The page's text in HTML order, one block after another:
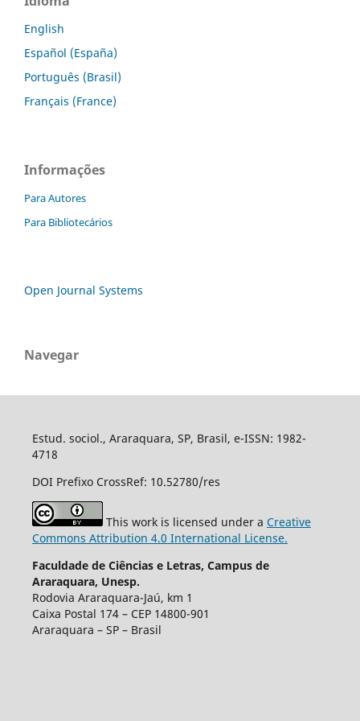
English
Español (España)
Português (Brasil)
Français (France)
Informações
Para Autores
Para Bibliotecários
Open Journal Systems
Navegar
Estud. sociol., Araraquara, SP, Brasil, e-ISSN: 1982-
4718
DOI Prefixo CrossRef: 10.52780/res
This work is licensed under a Creative
Commons Attribution 4.0 International License.
Faculdade de Ciências e Letras, Campus de
Araraquara, Unesp.
Rodovia Araraquara-Jaú, km 1
Caixa Postal 174 – CEP 14800-901
Araraquara – SP – Brasil